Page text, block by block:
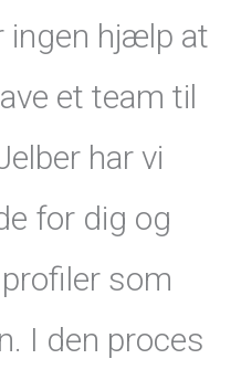
ingen hjælp at
et team til
har vi
for dig og
som
I den proces